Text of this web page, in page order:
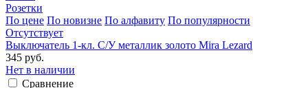
Розетки
По цене По новизне По алфавиту По популярности
Отсутствует
Выключатель 1-кл. С/У металлик золото Mira Lezard
345 руб.
Нет в наличии
Сравнение